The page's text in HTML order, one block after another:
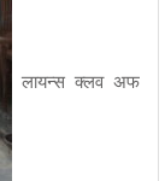
लायन्स क्लव अफ